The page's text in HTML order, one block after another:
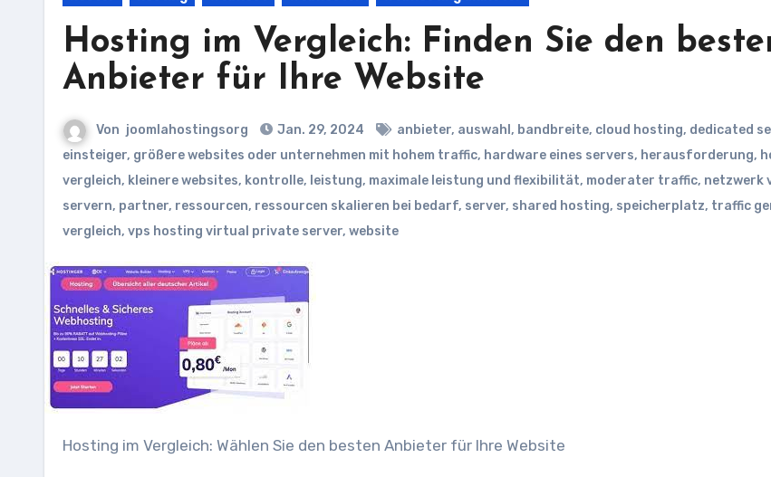
Hosting im Vergleich: Finden Sie den
Anbieter für Ihre Website
Von joomlahostingsorg Jan. 29, 2024 anbieter, auswahl , bandbreite, cloud hosting, dedicated
einsteiger, größere websites oder unternehmen mit hohem traffic, hardware eines servers, herausforderung,
vergleich, kleinere websites, kontrolle, leistung, maximale leistung und flexibilität, moderater traffic, netzwerk
servern, partner, ressourcen, ressourcen skalieren bei bedarf, server, shared hosting, speicherplatz, traffic
vergleich, vps hosting virtual private server, website
Hosting im Vergleich: Wählen Sie den besten Anbieter für Ihre Website